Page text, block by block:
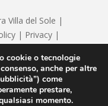
Villa del Sole |
| Privacy|
Cura Villa Del
REA IS
-
cookie o tecnologie
anche per altre
come
prestare,
momento.